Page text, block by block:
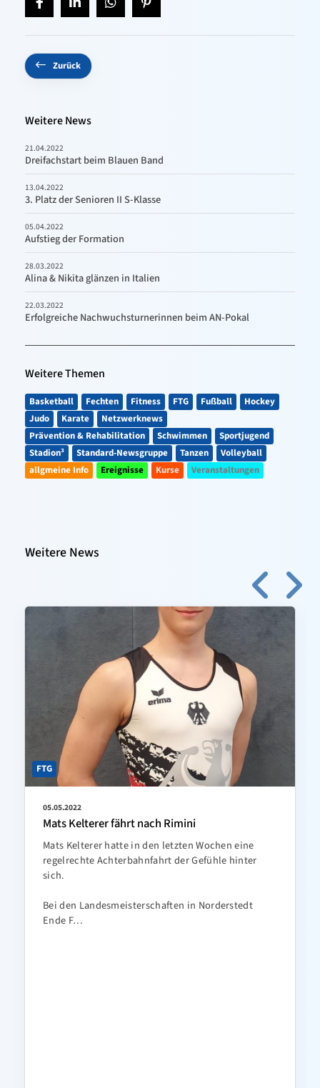
Zurück
Weitere News
21.04.2022
Dreifachstart beim Blauen Band
13.04.2022
3. Platz der Senioren II S-Klasse
05.04.2022
Aufstieg der Formation
28.03.2022
Alina & Nikita glänzen in Italien
22.03.2022
Erfolgreiche Nachwuchsturnerinnen beim AN-Pokal
Weitere Themen
Basketball Fechten Fitness FTG Fußball
Hockey
Judo
Karate
Netzwerknews
Prävention & Rehabilitation
Schwimmen
Sportjugend
Stadion³
Standard-Newsgruppe Tanzen
Volleyball
allgmeine Info
Ereignisse Kurse Veranstaltungen
Weitere News
FTG
05.05.2022
Mats Kelterer fährt nach Rimini
Mats Kelterer hatte in den letzten Wochen eine
regelrechte Achterbahnfahrt der Gefühle hinter
sich.
Bei den Landesmeisterschaften in Norderstedt
Ende F…